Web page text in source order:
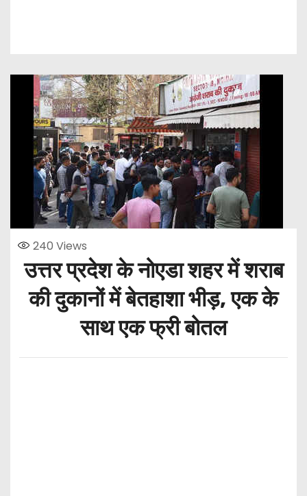
240 Views
उत्तर प्रदेश के नोएडा शहर में शराब
की दुकानों में बेतहाशा भीड़, एक के
साथ एक फ्री बोतल